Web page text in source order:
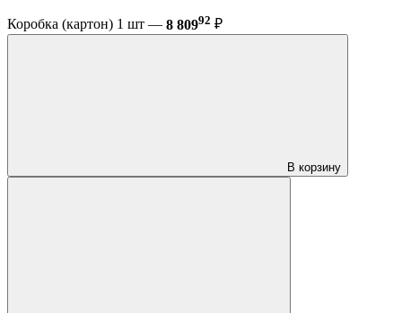
Коробка (картон) 1 шт — 8 80992 ₽
В корзину